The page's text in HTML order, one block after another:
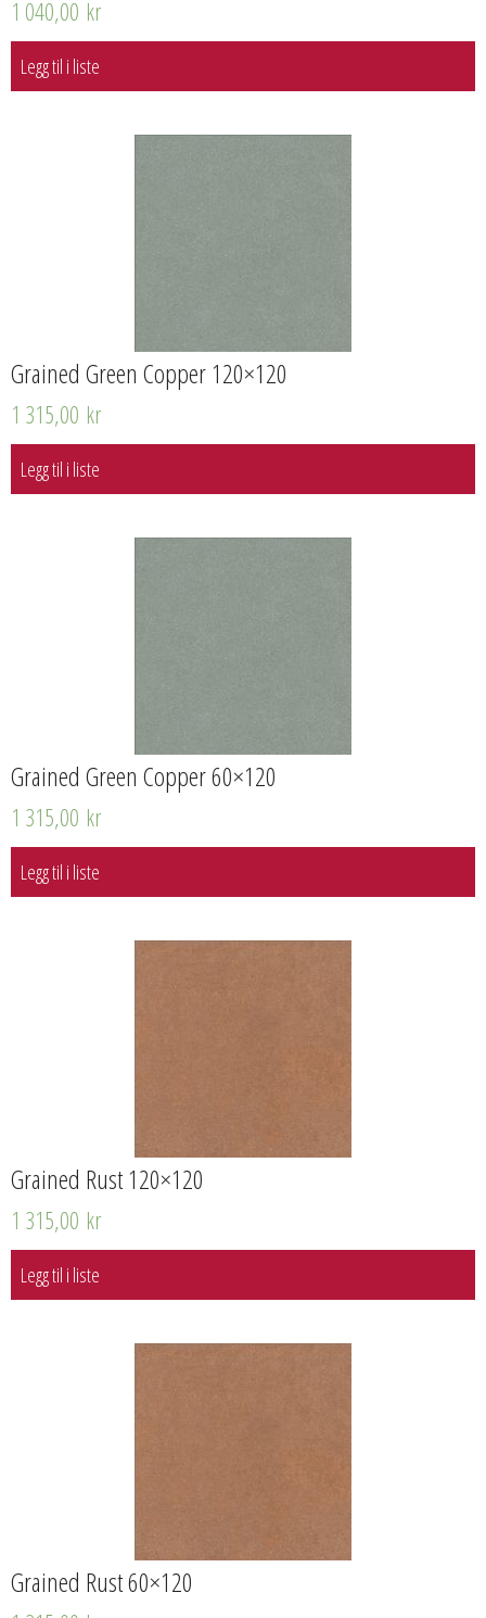
1 040,00 kr
Legg til i liste
Grained Green Copper 120×120
1 315,00 kr
Legg til i liste
Grained Green Copper 60×120
1 315,00 kr
Legg til i liste
Grained Rust 120×120
1 315,00 kr
Legg til i liste
Grained Rust 60×120